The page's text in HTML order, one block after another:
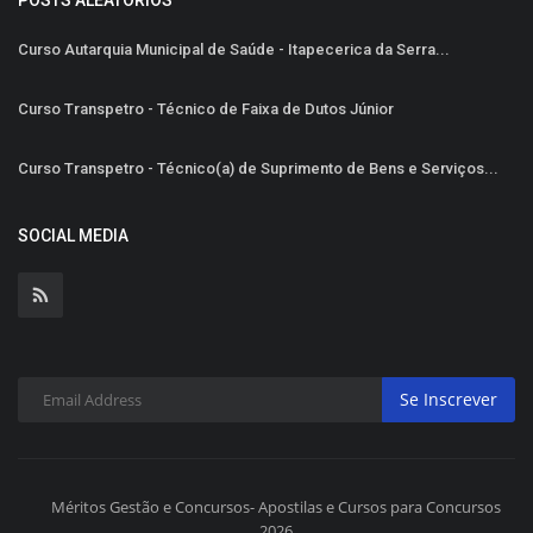
Curso Autarquia Municipal de Saúde - Itapecerica da Serra...
Curso Transpetro - Técnico de Faixa de Dutos Júnior
Curso Transpetro - Técnico(a) de Suprimento de Bens e Serviços...
SOCIAL MEDIA
Se Inscrever
Méritos Gestão e Concursos- Apostilas e Cursos para Concursos